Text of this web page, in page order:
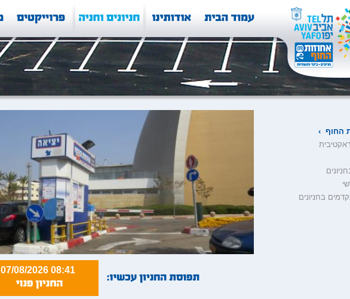
החוף ›
בחניונים
07/08/2026 08:41